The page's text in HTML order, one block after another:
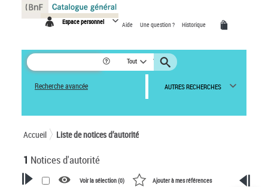
Espace personnel Aide Une question ? Historique
Tout
Recherche avancée AUTRES RECHERCHES
Accueil Liste de notices d’autorité
1 Notices d'autorité
Voir la sélection (0) Ajouter à mes références
Panneau de gestion des cookies